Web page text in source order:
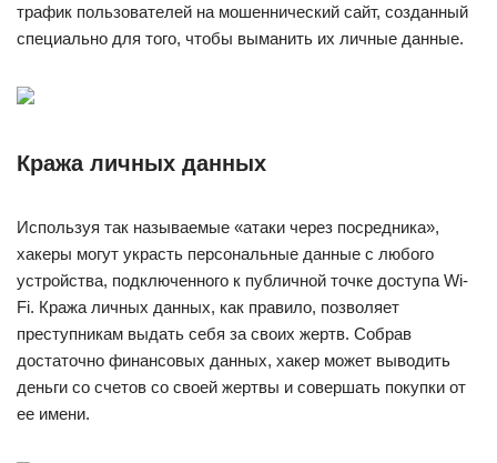
трафик пользователей на мошеннический сайт, созданный
специально для того, чтобы выманить их личные данные.
Кража личных данных
Используя так называемые «атаки через посредника»,
хакеры могут украсть персональные данные с любого
устройства, подключенного к публичной точке доступа Wi-
Fi. Кража личных данных, как правило, позволяет
преступникам выдать себя за своих жертв. Собрав
достаточно финансовых данных, хакер может выводить
деньги со счетов со своей жертвы и совершать покупки от
ее имени.